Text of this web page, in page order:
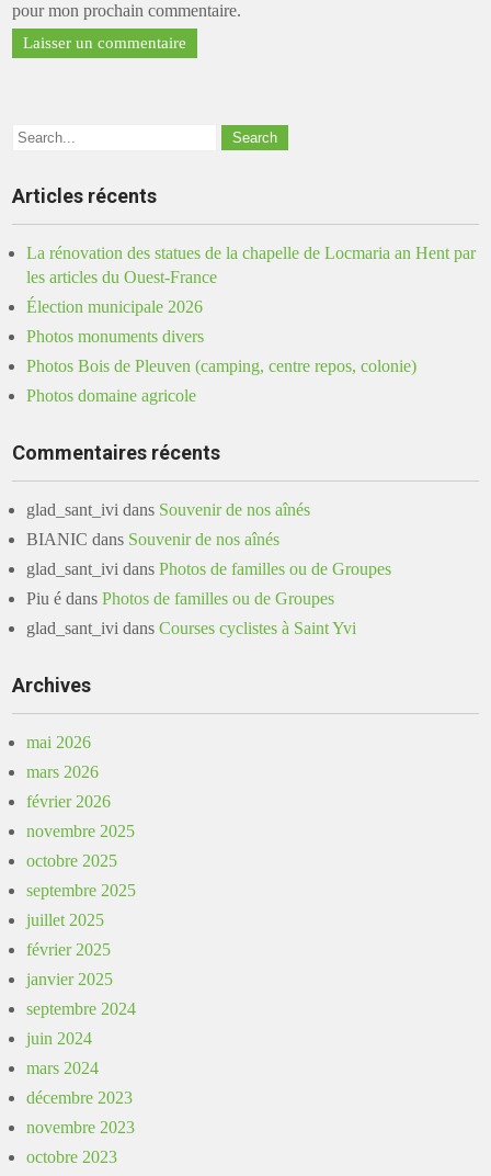
pour mon prochain commentaire.
Articles récents
La rénovation des statues de la chapelle de Locmaria an Hent par
les articles du Ouest-France
Élection municipale 2026
Photos monuments divers
Photos Bois de Pleuven (camping, centre repos, colonie)
Photos domaine agricole
Commentaires récents
glad_sant_ivi dans Souvenir de nos aînés
BIANIC dans Souvenir de nos aînés
glad_sant_ivi dansPhotos de familles ou de Groupes
Piu é dansPhotos de familles ou de Groupes
glad_sant_ivi dansCourses cyclistes à Saint Yvi
Archives
mai 2026
mars 2026
février 2026
novembre 2025
octobre 2025
septembre 2025
juillet 2025
février 2025
janvier 2025
septembre 2024
juin 2024
mars 2024
décembre 2023
novembre 2023
octobre 2023